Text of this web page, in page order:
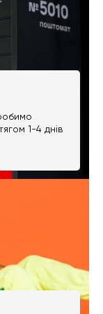
1-4 днів